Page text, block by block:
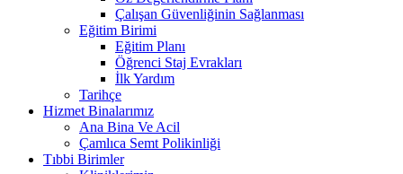
Çalışan Güvenliğinin Sağlanması
Eğitim Birimi
Eğitim Planı
Öğrenci Staj Evrakları
İlk Yardım
Tarihçe
Hizmet Binalarımız
Ana Bina Ve Acil
Çamlıca Semt Polikinliği
Tıbbi Birimler